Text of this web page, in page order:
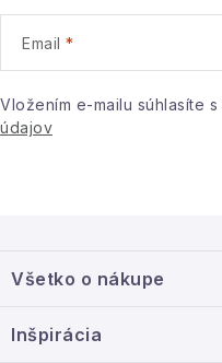
v
ý
p
i
s
Email
Vložením e-mailu súhlasíte s
údajov
p
ä
Všetko o nákupe
Inšpirácia